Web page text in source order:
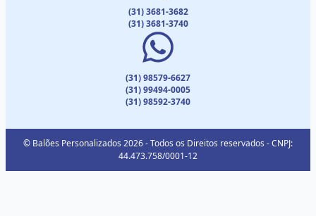
(31) 3681-3682
(31) 3681-3740
(31) 98579-6627
(31) 99494-0005
(31) 98592-3740
© Balões Personalizados 2026 - Todos os Direitos reservados - CNPJ:
44.473.758/0001-12